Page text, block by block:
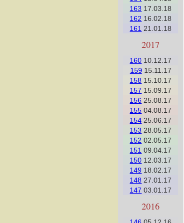
163 17.03.18
162 16.02.18
161 21.01.18
2017
160 10.12.17
159 15.11.17
158 15.10.17
157 15.09.17
156 25.08.17
155 04.08.17
154 25.06.17
153 28.05.17
152 02.05.17
151 09.04.17
150 12.03.17
149 18.02.17
148 27.01.17
147 03.01.17
2016